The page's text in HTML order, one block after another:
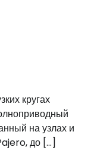
кругах
на узлах и
до […]